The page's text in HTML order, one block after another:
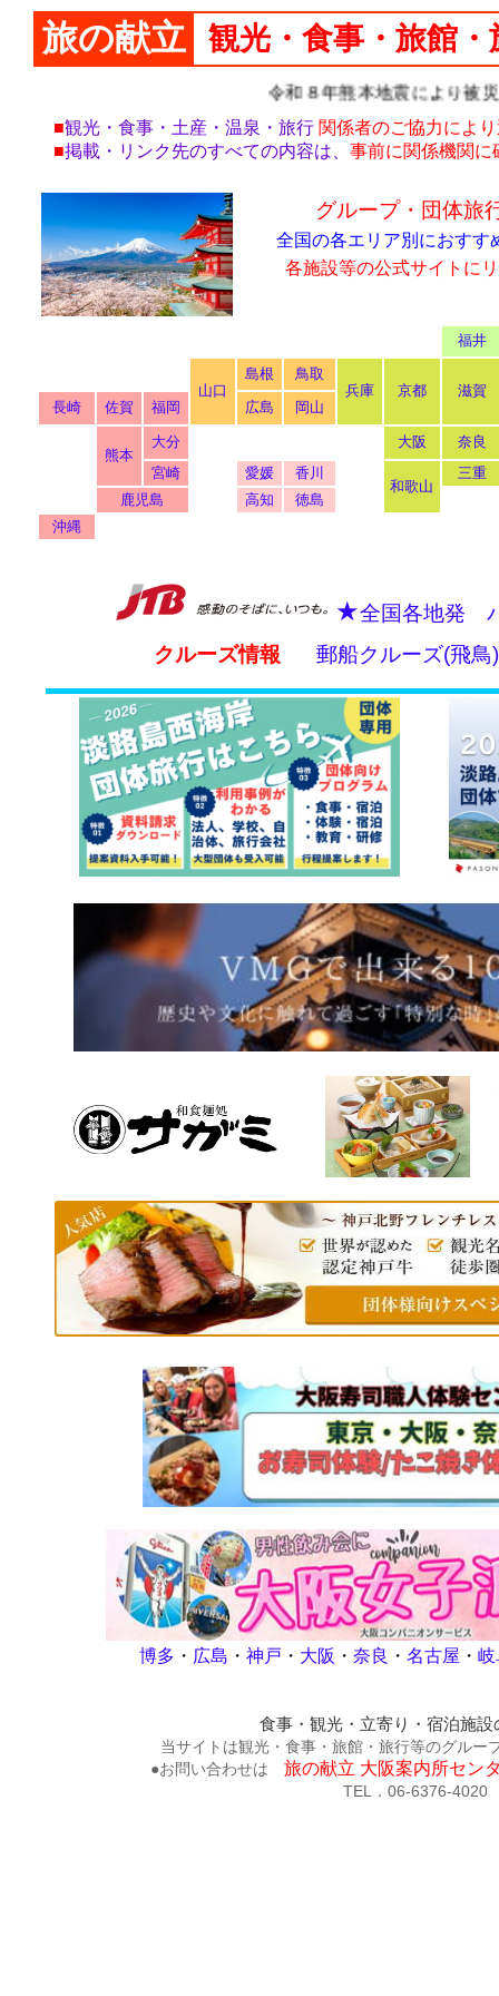
旅の献立 観光・食事・旅館・
令和８年熊本地震により被災
■観光・食事・土産・温泉・旅行 関係者のご協力によ
■掲載・リンク先のすべての内容は、 事前に関係機関に
グループ・団体旅
全国の各エリア別におすす
各施設等の公式サイトに
福井
山口
島根
鳥取
兵庫
京都
滋賀
長崎
佐賀 福岡 広島 岡山
熊本
大分 大阪
奈良
宮崎
愛媛
香川
和歌山
三重
鹿児島
高知
徳島
沖縄
★全国各地発
クルーズ情報
郵船クルーズ(飛鳥)
博多 ・ 広島 ・ 神戸 ・ 大阪 ・ 奈良 ・ 名古屋 ・ 岐
食事・観光・立寄り・宿泊施設
当サイトは観光・食事・旅館・旅行等のグルー
●お問い合わせは 旅の献立 大阪案内所セン
TEL．06-6376-4020 FAX